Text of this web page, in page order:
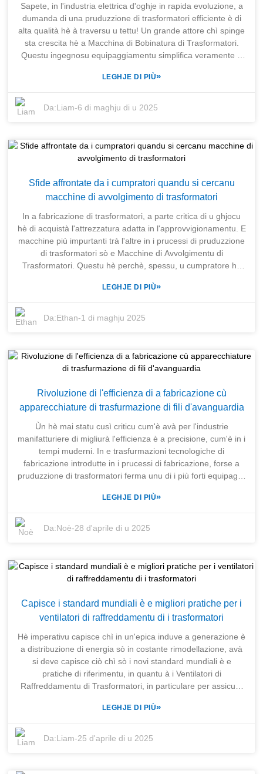
Co., Ltd., u nostru scopu hè di esse u vostru unicu puntu di
riferimentu per tuttu ciò chì riguarda i trasformatori. A nostra
Macchina di Bobinatura di Trasformatori hè cuncipita per
simplificà veramente i vostri prucessi di pruduzzione è fà chì
a vostra attività funziona più fluidamente in generale.
di punta chì vi aiuterà à distinguevi è à riesce in questu
Sapete, in l'industria elettrica d'oghje in rapida evoluzione, a
dumanda di una pruduzzione di trasformatori efficiente è di
alta qualità hè à traversu u tettu! Un grande attore chì spinge
sta crescita hè a Macchina di Bobinatura di Trasformatori.
Questu ingegnosu equipaggiamentu simplifica veramente u
chì attraenu i cumpratori di tuttu u mondu chì cercanu
trasformatori è vulete aumentà a vostra pruduzzione,
investisce in una macchina di avvolgimentu di bobina
operazioni è aiutà à riduce i costi di fabricazione. Quì à
SHANGHAI TRIHOPE CO., LTD., avemu cumpletamente ciò
cusì cumpetitivu. Dapoi chì simu in giru dapoi u 2003, è cù u
sustegnu di e nostre cumpagnie surelle, offremu una larga
varietà di attrezzatura di fabricazione di trasformatori,
cumprese a pupulare Macchina di Bobinatura di
Trasformatori di M/s SENERGE Electric Equipment Co., Ltd.
Semu fieri di esse un one-stop shop, ciò chì significa chì i
nostri clienti ùn solu anu accessu à l'ultima tecnulugia, ma
ancu un supportu eccezziunale in tuttu u percorsu di
l'eccellenza in a pruduzzione di trasformatori!
LEGHJE DI PIÙ»
Da:Liam-6 di maghju di u 2025
Sfide affrontate da i cumpratori quandu si cercanu
macchine di avvolgimento di trasformatori
In a fabricazione di trasformatori, a parte critica di u ghjocu
hè di acquistà l'attrezzatura adatta in l'approvvigionamentu. E
macchine più impurtanti trà l'altre in i prucessi di pruduzzione
di trasformatori sò e Macchine di Avvolgimentu di
Trasformatori. Questu hè perchè, spessu, u cumpratore hè
a cumpatibilità cù i sistemi attuali, l'approvvigionamentu di
ostaculi di approvvigionamentu chì i pruduttori devenu
superà mentre assicuranu l'efficienza è l'efficacia di e so
SHANGHAI TRIHOPE CO., LTD. Dapoi chì avemu iniziatu
l'attività in u 2003 sustinuti da a cumpagnia sorella M/s
stati focalizati nantu à suluzioni cumplete per e fabbriche di
l'approvvigionamentu di Macchine di Avvolgimentu di
Trasformatori, ci occupemu di i bisogni specifichi di tutti i
clienti. Cù a nostra forte basa di pruduzzione è l'esperienza
in l'industria, demu à i nostri clienti capacità per risponde à i
so requisiti di approvvigionamentu è aumentà e prestazioni di
pruduzzione.
LEGHJE DI PIÙ»
Da:Ethan-1 di maghju 2025
Rivoluzione di l'efficienza di a fabricazione cù
apparecchiature di trasfurmazione di fili d'avanguardia
Ùn hè mai statu cusì criticu cum'è avà per l'industrie
manifatturiere di migliurà l'efficienza è a precisione, cum'è in i
tempi muderni. In e trasfurmazioni tecnologiche di
fabricazione introdutte in i prucessi di fabricazione, forse a
pruduzzione di trasformatori ferma unu di i più forti equipaghji
trasfurmazione di fili sò aduttate da e cumpagnie per ottimizà
prudutti. Stu cambiamentu di ghjocu di l'evoluzione
tecnologica s'applica ancu à i pruduttori chì mantenenu
TRIHOPE CO., LTD. capisce chì e suluzioni avanzate di
trasfurmazione di fili sò u tipu chì face una trasfurmazione in
da una forte rete di cumpagnie surelle, TRIHOPE ferma
impegnata à i migliori servizii di u mondu per e fabbriche di
trasfurmazione. Cù sta cullaburazione, M/s SENERGE
Electric Equipment Co., Ltd. ci permetterà di furnisce un
paniere cumpletu di equipaghji di fabricazione di
trasformatori, cusì i nostri clienti saranu sempre aggiornati
nantu à u più recente mudernisimu in e tecnulugie di
trasfurmazione di fili.
LEGHJE DI PIÙ»
Da:Noè-28 d'aprile di u 2025
Capisce i standard mundiali è e migliori pratiche per i
ventilatori di raffreddamentu di i trasformatori
Hè imperativu capisce chì in un'epica induve a generazione è
a distribuzione di energia sò in costante rimodellazione, avà
si deve capisce ciò chì sò i novi standard mundiali è e
pratiche di riferimentu, in quantu à i Ventilatori di
Raffreddamentu di Trasformatori, in particulare per assicurà
tecnulugia di i trasformatori chì migliora continuamente, e
questa spinta di sviluppu per a conformità à i criteri di
prestazione, ma cù una bassa spesa operativa è tempi di
LEGHJE DI PIÙ»
Da:Liam-25 d'aprile di u 2025